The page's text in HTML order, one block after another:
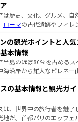
は歴史、文化、グルメ、自
ローマの古代遺跡やフィレ
スカーナの美しい田園風景
自然景観も見逃せない。観
スタなど、絶品のイタリア
朝目覚めてから夜眠るまで
着のイタリア情報はコンテ
の観光ポイントと人
本情報
半島のほぼ80％を占めるス
海沿岸から雄大なピレネー
付くこの国では、情熱的な
、そして美味しいタパスが
マドリードの洗練された雰
溢れた街角から、地方では
の基本情報と観光ガ
は、世界中の旅行者を魅了
地だ。首都パリのエッフェ